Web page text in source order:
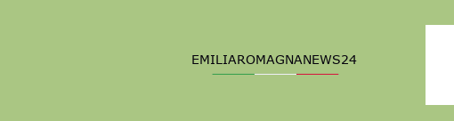
Romagna